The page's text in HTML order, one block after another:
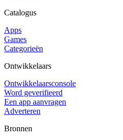
Catalogus
Apps
Games
Categorieën
Ontwikkelaars
Ontwikkelaarsconsole
Word geverifieerd
Een app aanvragen
Adverteren
Bronnen